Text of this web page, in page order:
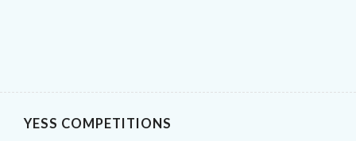
YESS COMPETITIONS